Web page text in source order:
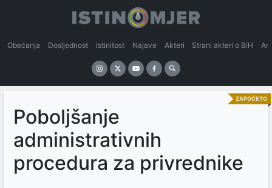
Obećanja Dosljednost Istinitost Najave Akteri Strani akteri o BiH
ZAPOČETO
Poboljšanje
administrativnih
procedura za privrednike